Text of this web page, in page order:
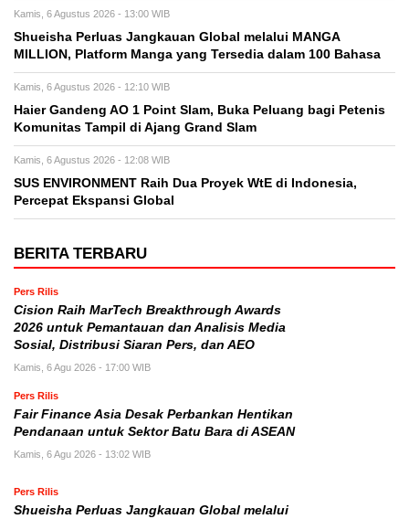
Kamis, 6 Agustus 2026 - 13:00 WIB
Shueisha Perluas Jangkauan Global melalui MANGA
MILLION, Platform Manga yang Tersedia dalam 100 Bahasa
Kamis, 6 Agustus 2026 - 12:10 WIB
Haier Gandeng AO 1 Point Slam, Buka Peluang bagi Petenis
Komunitas Tampil di Ajang Grand Slam
Kamis, 6 Agustus 2026 - 12:08 WIB
SUS ENVIRONMENT Raih Dua Proyek WtE di Indonesia,
Percepat Ekspansi Global
BERITA TERBARU
Pers Rilis
Cision Raih MarTech Breakthrough Awards
2026 untuk Pemantauan dan Analisis Media
Sosial, Distribusi Siaran Pers, dan AEO
Kamis, 6 Agu 2026 - 17:00 WIB
Pers Rilis
Fair Finance Asia Desak Perbankan Hentikan
Pendanaan untuk Sektor Batu Bara di ASEAN
Kamis, 6 Agu 2026 - 13:02 WIB
Pers Rilis
Shueisha Perluas Jangkauan Global melalui